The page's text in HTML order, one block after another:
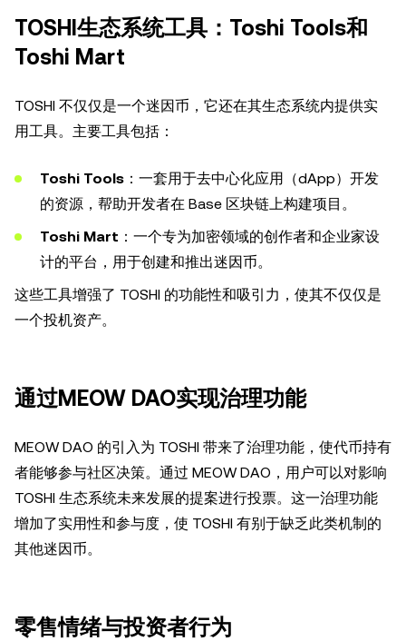
TOSHI生态系统工具：Toshi Tools和
Toshi Mart
TOSHI 不仅仅是一个迷因币，它还在其生态系统内提供实
用工具。主要工具包括：
Toshi Tools ：一套用于去中心化应用（dApp）开发
的资源，帮助开发者在 Base 区块链上构建项目。
Toshi Mart ：一个专为加密领域的创作者和企业家设
计的平台，用于创建和推出迷因币。
这些工具增强了 TOSHI 的功能性和吸引力，使其不仅仅是
一个投机资产。
通过MEOW DAO实现治理功能
MEOW DAO 的引入为 TOSHI 带来了治理功能，使代币持有
者能够参与社区决策。通过 MEOW DAO，用户可以对影响
TOSHI 生态系统未来发展的提案进行投票。这一治理功能
增加了实用性和参与度，使 TOSHI 有别于缺乏此类机制的
其他迷因币。
零售情绪与投资者行为